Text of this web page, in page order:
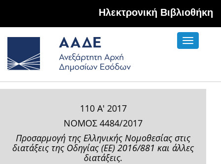
Hλεκτρονική Βιβλιοθήκη
Toggle
110 Α' 2017
ΝΟΜΟΣ 4484/2017
Προσαρμογή της Ελληνικής Νομοθεσίας στις
διατάξεις της Οδηγίας (ΕΕ) 2016/881 και άλλες
διατάξεις.